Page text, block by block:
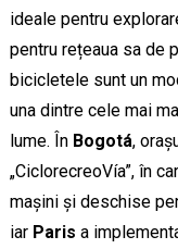
ideale pentru
pentru rețeaua sa de
bicicletele sunt un
una dintre cele mai
lume. În Bogotá,
„CiclorecreoVía”, în
mașini și deschise
iar Paris a